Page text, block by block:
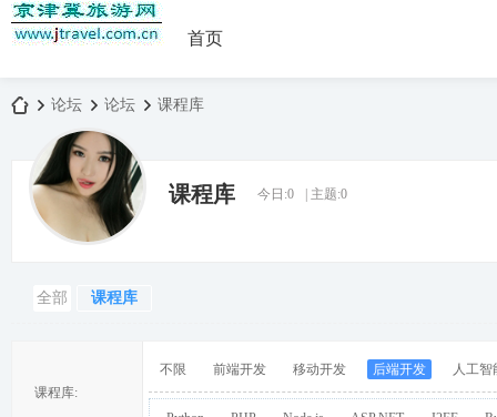
首页
»
论坛
›
论坛 课程库
课程库 今日:0 主题:0
全部 课程库
课程库:
不限 前端开发 移动开发 后端开发 人工智